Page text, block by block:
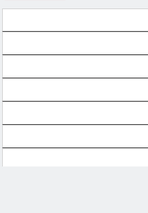
MEGA
OK
MEGA